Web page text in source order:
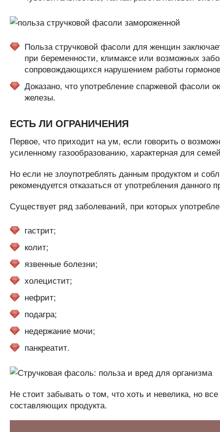
Польза стручковой фасоли для женщин
при беременности, климаксе или возможных
сопровождающихся нарушением работы
Доказано, что употребление спаржевой фасоли
железы.
ЕСТЬ ЛИ ОГРАНИЧЕНИЯ
Первое, что приходит на ум, если говорить о
усиленному газообразованию, характерная для
Но если не злоупотреблять данным продуктом и
рекомендуется отказаться от употребления
Существует ряд заболеваний, при которых
гастрит;
колит;
язвенные болезни;
холецистит;
нефрит;
подагра;
недержание мочи;
панкреатит.
Не стоит забывать о том, что хоть и невелика, но
составляющих продукта.